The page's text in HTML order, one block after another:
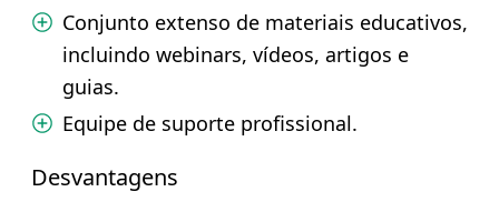
Conjunto extenso de materiais educativos,
incluindo webinars, vídeos, artigos e
guias.
Equipe de suporte profissional.
Desvantagens